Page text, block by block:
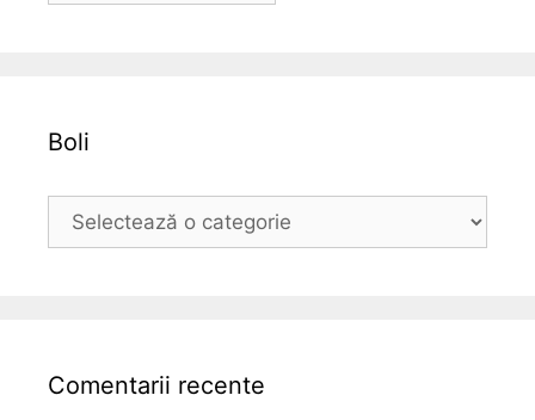
Boli
Comentarii recente